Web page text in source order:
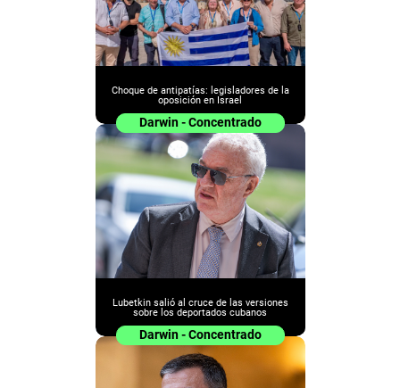
Choque de antipatías: legisladores de la
oposición en Israel
Darwin - Concentrado
Lubetkin salió al cruce de las versiones
sobre los deportados cubanos
Darwin - Concentrado